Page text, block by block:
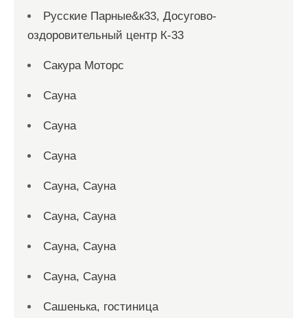
Русские Парные&к33, Досугово-
оздоровительный центр К-33
Сакура Моторс
Сауна
Сауна
Сауна
Сауна, Сауна
Сауна, Сауна
Сауна, Сауна
Сауна, Сауна
Сашенька, гостиница